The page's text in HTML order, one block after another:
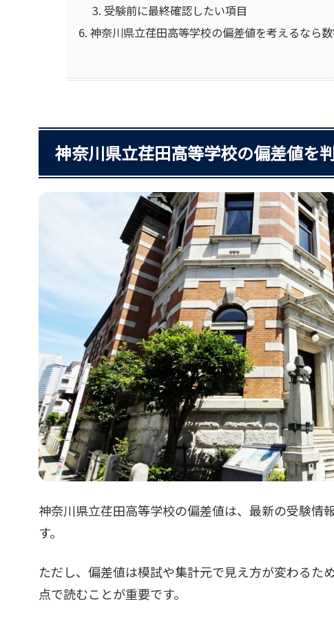
受験前に最終確認したい項目
神奈川県立荏田高等学校の偏差値を考えるなら
神奈川県立荏田高等学校の偏差値を
神奈川県立荏田高等学校の偏差値は、最新の受験情
す。
ただし、偏差値は模試や集計元で見え方が変わるた
点で読むことが重要です。